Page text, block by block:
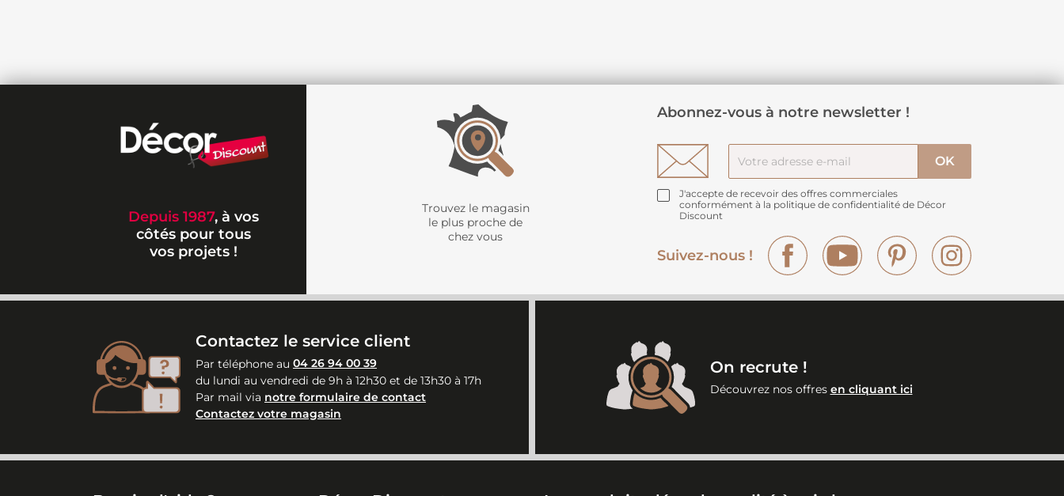
Depuis 1987, à vos
côtés pour tous
vos projets !
Trouvez le magasin
le plus proche de
chez vous
Abonnez-vous à notre newsletter !
J'accepte de recevoir des offres commerciales
conformément à la politique de confidentialité de Décor
Discount
Suivez-nous !
Facebook YouTube Pinterest
Contactez le service client
Par téléphone au 04 26 94 00 39
du lundi au vendredi de 9h à 12h30 et de 13h30 à 17h
Par mail via notre formulaire de contact
Contactez votre magasin
On recrute !
Découvrez nos offres en cliquant ici